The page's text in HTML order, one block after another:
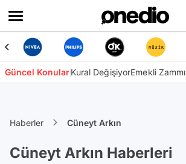
Güncel KonularKural DeğişiyorEmekli Zammı
Haberler Cüneyt Arkın
Cüneyt Arkın Haberleri